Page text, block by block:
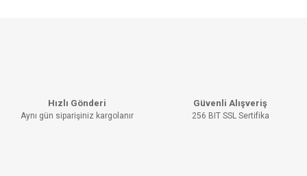
Ürün açıklamasında eksik bilgiler bulunuyor.
Hızlı Gönderi
Aynı gün siparişiniz kargolanır
Güvenli Alışveriş
256 BIT SSL Sertifika